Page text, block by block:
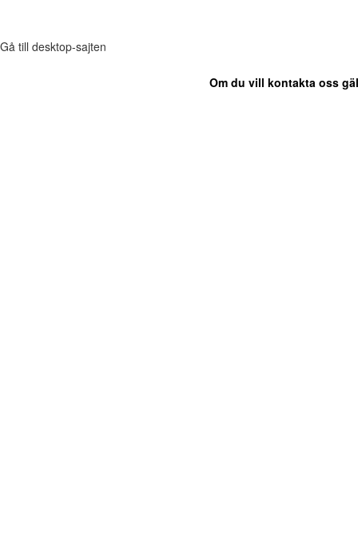
Gå till desktop-sajten
Om du vill kontakta oss